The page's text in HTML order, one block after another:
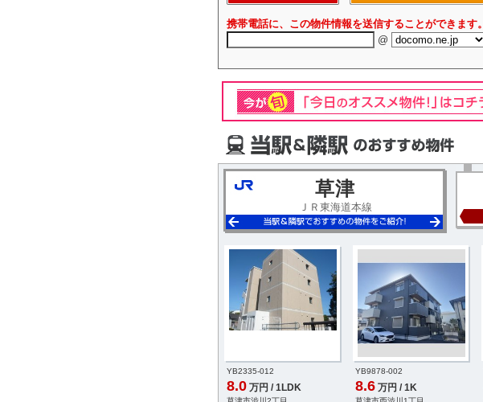
携帯電話に、この物件情報を送信することができます。
@
草津
ＪＲ東海道本線
YB2335-012
8.0 万円 / 1LDK
YB9878-002
8.6 万円 / 1K